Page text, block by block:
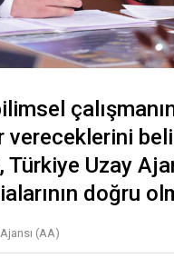
vereceklerini
Türkiye Uzay
doğru
(AA)